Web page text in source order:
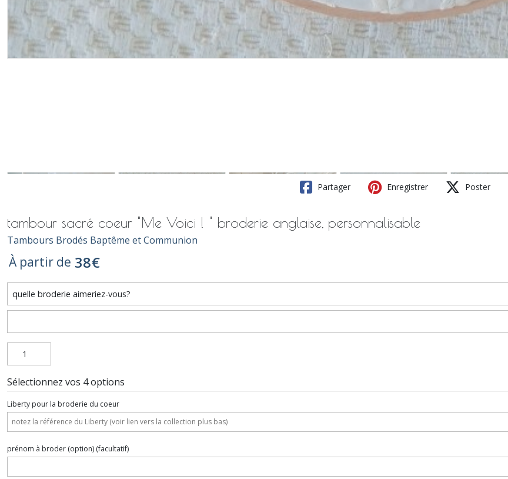
Partager Enregistrer Poster
tambour sacré coeur "Me Voici ! " broderie anglaise, personnalisable
Tambours Brodés Baptême et Communion
À partir de 38€
Sélectionnez vos 4 options
Liberty pour la broderie du coeur
prénom à broder (option) (facultatif)